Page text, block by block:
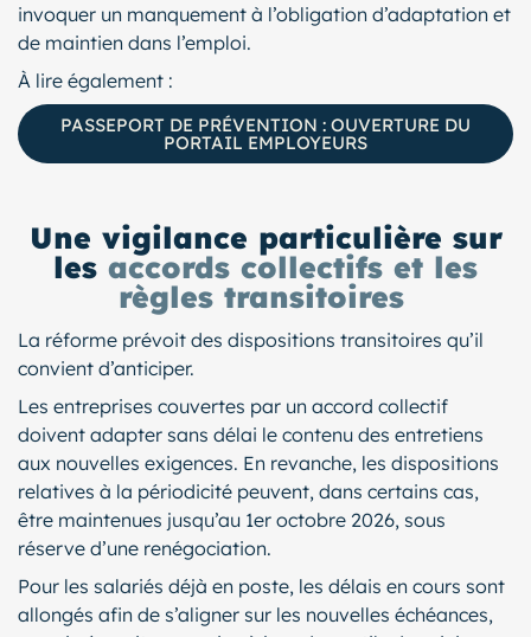
invoquer un manquement à l’obligation d’adaptation et
de maintien dans l’emploi.
À lire également :
PASSEPORT DE PRÉVENTION : OUVERTURE DU
PORTAIL EMPLOYEURS
Une vigilance particulière sur
les accords collectifs et les
règles transitoires
La réforme prévoit des dispositions transitoires qu’il
convient d’anticiper.
Les entreprises couvertes par un accord collectif
doivent adapter sans délai le contenu des entretiens
aux nouvelles exigences. En revanche, les dispositions
relatives à la périodicité peuvent, dans certains cas,
être maintenues jusqu’au 1er octobre 2026, sous
réserve d’une renégociation.
Pour les salariés déjà en poste, les délais en cours sont
allongés afin de s’aligner sur les nouvelles échéances,